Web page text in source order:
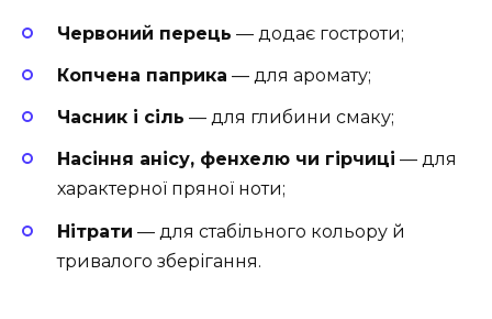
Червоний перець — додає гостроти;
Копчена паприка — для аромату;
Часник і сіль — для глибини смаку;
Насіння анісу, фенхелю чи гірчиці — для
характерної пряної ноти;
Нітрати — для стабільного кольору й
тривалого зберігання.